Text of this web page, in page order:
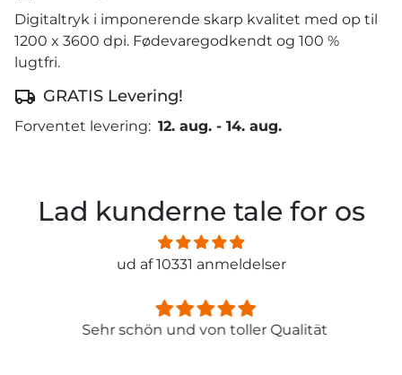
Digitaltryk i imponerende skarp kvalitet med op til
1200 x 3600 dpi. Fødevaregodkendt og 100 %
lugtfri.
GRATIS Levering!
Forventet levering: 12. aug. - 14. aug.
Lad kunderne tale for os
ud af 10331 anmeldelser
Sehr schön und von toller Qualität